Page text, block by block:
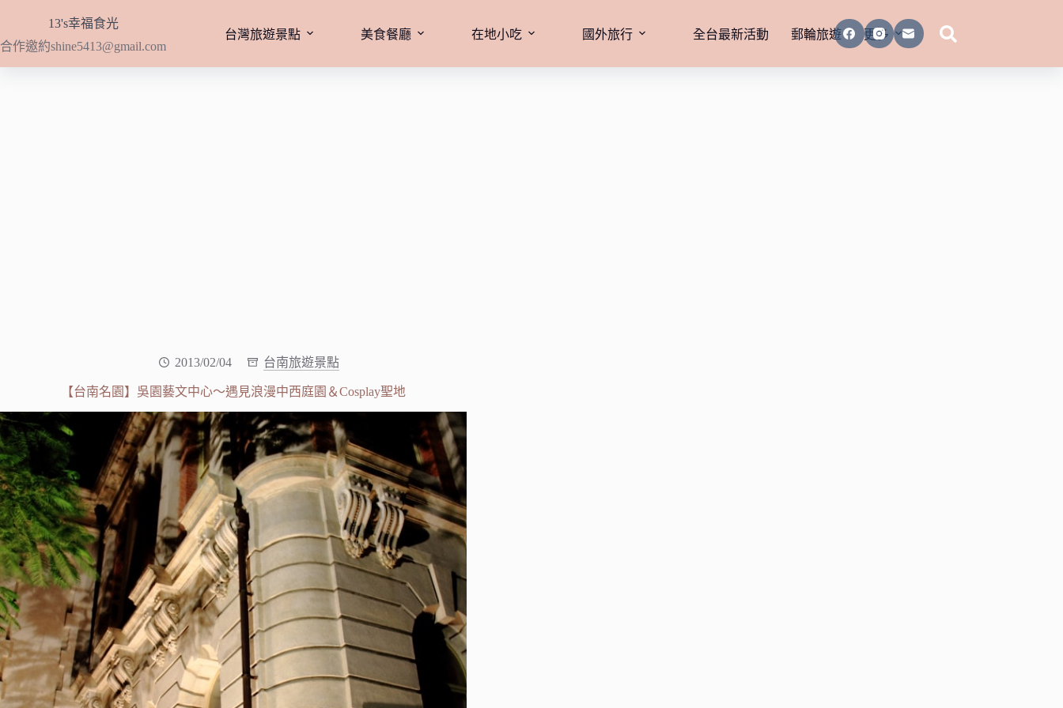
主
要
13's幸福食光
合作邀約shine5413@gmail.com
台灣旅遊景點 美食餐廳 在地小吃 國外旅行 全台最新活動 郵輪旅遊 更多
2013/02/04 台南旅遊景點
【台南名園】吳園藝文中心～遇見浪漫中西庭園＆Cosplay聖地